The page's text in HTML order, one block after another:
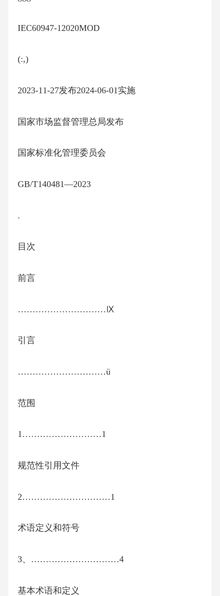
IEC60947-12020MOD
(:,)
2023-11-27发布2024-06-01实施
国家市场监督管理总局发布
国家标准化管理委员会
GB/T140481—2023
.
目次
前言
…………………………Ⅸ
引言
…………………………ü
范围
1………………………1
规范性引用文件
2…………………………1
术语定义和符号
3、…………………………4
基本术语和定义